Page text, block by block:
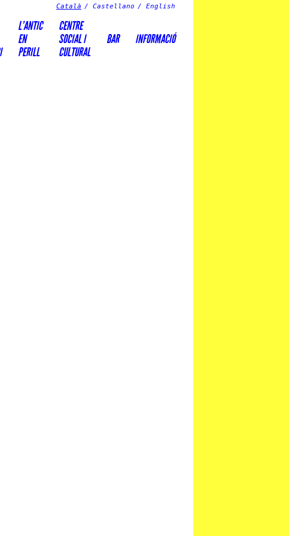
Català Castellano English
L’ANTIC
EN
PERILL
CENTRE
SOCIAL I
CULTURAL
BAR INFORMACIÓ